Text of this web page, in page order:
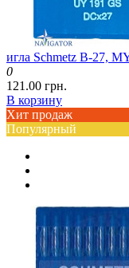
игла Schmetz B-27,
0
121.00 грн.
В корзину
Хит продаж
Популярный